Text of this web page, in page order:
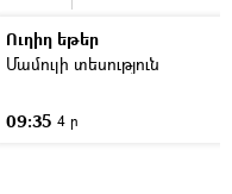
Ուղիղ եթեր
Մամուլի տեսություն
09:35 4 ր